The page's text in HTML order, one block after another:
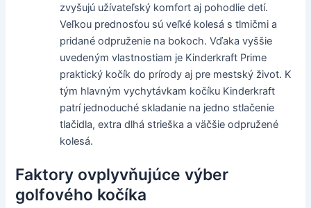
zvyšujú užívateľský komfort aj pohodlie detí.
Veľkou prednosťou sú veľké kolesá s tlmičmi a
pridané odpruženie na bokoch. Vďaka vyššie
uvedeným vlastnostiam je Kinderkraft Prime
praktický kočík do prírody aj pre mestský život. K
tým hlavným vychytávkam kočíku Kinderkraft
patrí jednoduché skladanie na jedno stlačenie
tlačidla, extra dlhá strieška a väčšie odpružené
kolesá.
Faktory ovplyvňujúce výber
golfového kočíka